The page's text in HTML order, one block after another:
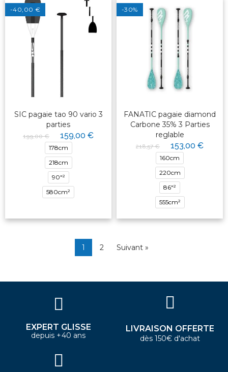
-40,00 €
SIC pagaie tao 90 vario 3
parties
199,00 € 159,00 €
178cm
218cm
90"²
580cm²
-30%
FANATIC pagaie diamond
Carbone 35% 3 Parties
reglable
218,57 € 153,00 €
160cm
220cm
86"²
555cm²
1 2 Suivant »
EXPERT GLISSE
depuis +40 ans
LIVRAISON OFFERTE
dès 150€ d'achat